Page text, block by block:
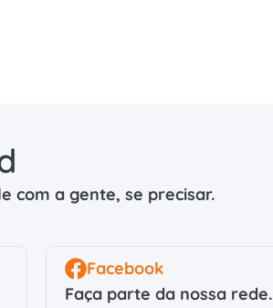
com a gente, se precisar.
Facebook
Faça parte da nossa rede.